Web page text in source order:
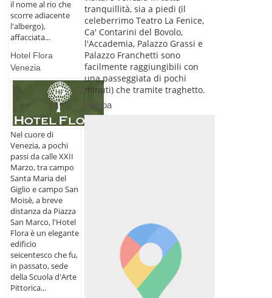
il nome al rio che
scorre adiacente
l'albergo),
affacciata...
Hotel Flora
Venezia
Nel cuore di
Venezia, a pochi
passi da calle XXII
Marzo, tra campo
Santa Maria del
Giglio e campo San
Moisè, a breve
distanza da Piazza
San Marco, l'Hotel
Flora è un elegante
edificio
seicentesco che fu,
in passato, sede
della Scuola d'Arte
Pittorica...
tranquillità, sia a piedi (il
celeberrimo Teatro La Fenice,
Ca' Contarini del Bovolo,
l'Accademia, Palazzo Grassi e
Palazzo Franchetti sono
facilmente raggiungibili con
una passeggiata di pochi
minuti) che tramite traghetto.
Mappa